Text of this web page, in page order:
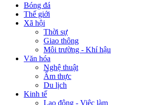
Bóng đá
Thế giới
Xã hội
Thời sự
Giao thông
Môi trường - Khí hậu
Văn hóa
Nghệ thuật
Ẩm thực
Du lịch
Kinh tế
Lao động - Việc làm